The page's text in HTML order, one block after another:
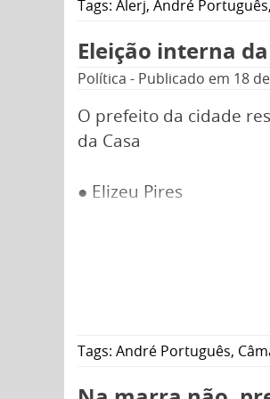
Tags: Alerj, André Português,
Eleição interna
Política - Publicado em 18
O prefeito da cidade
da Casa
● Elizeu Pires
Tags: André Português,